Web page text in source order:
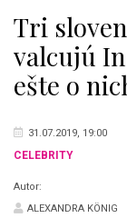
Tri
valcujú
ešte o
31.07.2019, 19:00
CELEBRITY
Autor:
ALEXANDRA KÖNIG